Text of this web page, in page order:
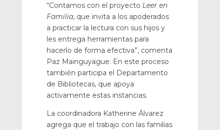
“Contamos con el proyecto Leer en
Familia, que invita a los apoderados
a practicar la lectura con sus hijos y
les entrega herramientas para
hacerlo de forma efectiva”, comenta
Paz Mainguyague. En este proceso
también participa el Departamento
de Bibliotecas, que apoya
activamente estas instancias.
La coordinadora Katherine Álvarez
agrega que el trabajo con las familias